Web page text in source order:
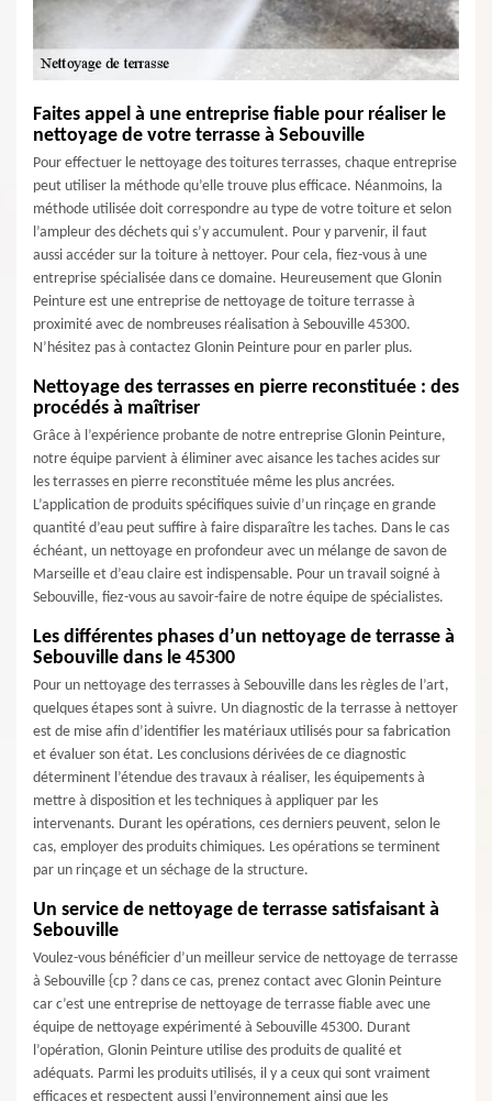
Faites appel à une entreprise fiable pour réaliser le
nettoyage de votre terrasse à Sebouville
Pour effectuer le nettoyage des toitures terrasses, chaque entreprise
peut utiliser la méthode qu’elle trouve plus efficace. Néanmoins, la
méthode utilisée doit correspondre au type de votre toiture et selon
l’ampleur des déchets qui s’y accumulent. Pour y parvenir, il faut
aussi accéder sur la toiture à nettoyer. Pour cela, fiez-vous à une
entreprise spécialisée dans ce domaine. Heureusement que Glonin
Peinture est une entreprise de nettoyage de toiture terrasse à
proximité avec de nombreuses réalisation à Sebouville 45300.
N’hésitez pas à contactez Glonin Peinture pour en parler plus.
Nettoyage des terrasses en pierre reconstituée : des
procédés à maîtriser
Grâce à l’expérience probante de notre entreprise Glonin Peinture,
notre équipe parvient à éliminer avec aisance les taches acides sur
les terrasses en pierre reconstituée même les plus ancrées.
L’application de produits spécifiques suivie d’un rinçage en grande
quantité d’eau peut suffire à faire disparaître les taches. Dans le cas
échéant, un nettoyage en profondeur avec un mélange de savon de
Marseille et d’eau claire est indispensable. Pour un travail soigné à
Sebouville, fiez-vous au savoir-faire de notre équipe de spécialistes.
Les différentes phases d’un nettoyage de terrasse à
Sebouville dans le 45300
Pour un nettoyage des terrasses à Sebouville dans les règles de l’art,
quelques étapes sont à suivre. Un diagnostic de la terrasse à nettoyer
est de mise afin d’identifier les matériaux utilisés pour sa fabrication
et évaluer son état. Les conclusions dérivées de ce diagnostic
déterminent l’étendue des travaux à réaliser, les équipements à
mettre à disposition et les techniques à appliquer par les
intervenants. Durant les opérations, ces derniers peuvent, selon le
cas, employer des produits chimiques. Les opérations se terminent
par un rinçage et un séchage de la structure.
Un service de nettoyage de terrasse satisfaisant à
Sebouville
Voulez-vous bénéficier d’un meilleur service de nettoyage de terrasse
à Sebouville {cp ? dans ce cas, prenez contact avec Glonin Peinture
car c’est une entreprise de nettoyage de terrasse fiable avec une
équipe de nettoyage expérimenté à Sebouville 45300. Durant
l’opération, Glonin Peinture utilise des produits de qualité et
adéquats. Parmi les produits utilisés, il y a ceux qui sont vraiment
efficaces et respectent aussi l’environnement ainsi que les